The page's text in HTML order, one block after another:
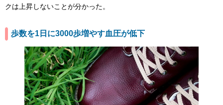
クは上昇しないことが分かった。
歩数を1日に3000歩増やす血圧が低下